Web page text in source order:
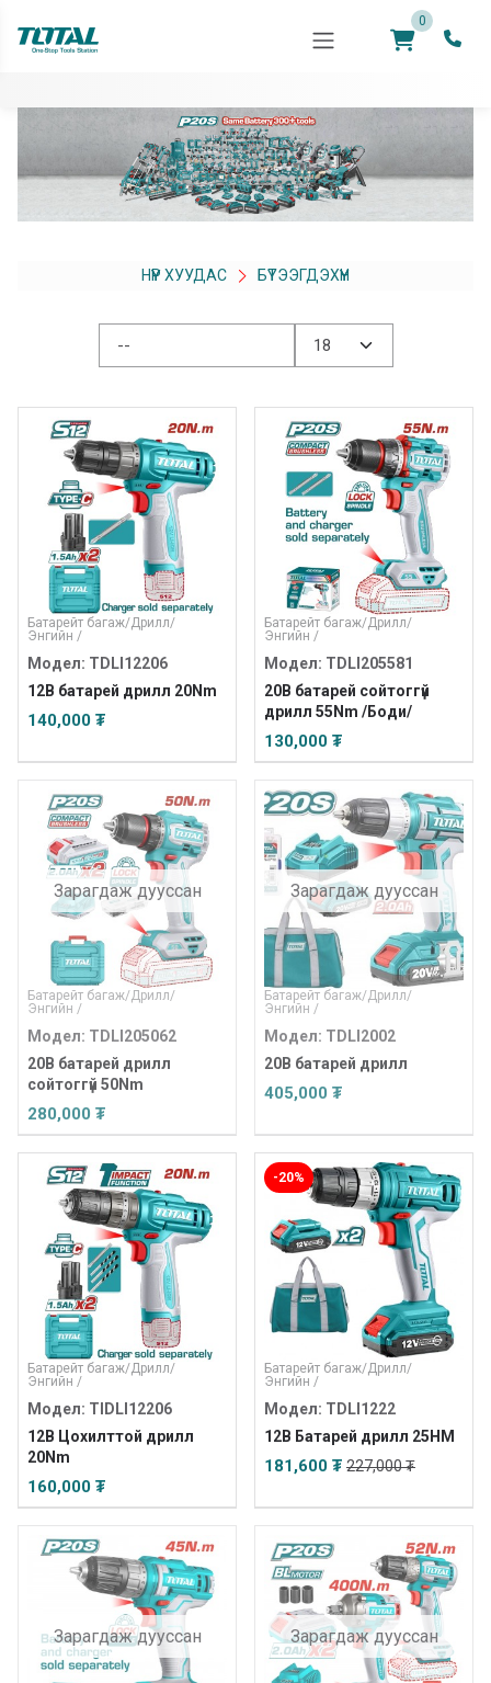
0
НҮҮР ХУУДАС БҮТЭЭГДЭХҮҮН
Батарейт багаж/Дрилл/
Энгийн /
Модел: TDLI12206
12В батарей дрилл 20Nm
140,000 ₮
Батарейт багаж/Дрилл/
Энгийн /
Модел: TDLI205581
20В батарей сойтоггүй
дрилл 55Nm /Боди/
130,000 ₮
Зарагдаж дууссан
Батарейт багаж/Дрилл/
Энгийн /
Модел: TDLI205062
20В батарей дрилл
сойтоггүй 50Nm
280,000 ₮
Зарагдаж дууссан
Батарейт багаж/Дрилл/
Энгийн /
Модел: TDLI2002
20В батарей дрилл
405,000 ₮
Батарейт багаж/Дрилл/
Энгийн /
Модел: TIDLI12206
12В Цохилттой дрилл
20Nm
160,000 ₮
-20%
Батарейт багаж/Дрилл/
Энгийн /
Модел: TDLI1222
12В Батарей дрилл 25НМ
181,600 ₮ 227,000 ₮
Зарагдаж дууссан Зарагдаж дууссан